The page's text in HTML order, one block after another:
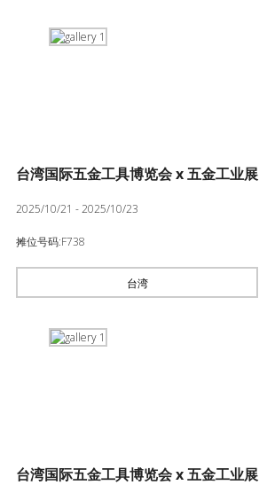
台湾国际五金工具博览会 x 五金工业展
2025/10/21 - 2025/10/23
摊位号码:F738
台湾
台湾国际五金工具博览会 x 五金工业展